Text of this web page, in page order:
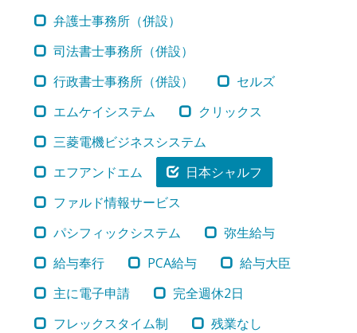
弁護士事務所（併設）
司法書士事務所（併設）
行政書士事務所（併設）
セルズ
エムケイシステム
クリックス
三菱電機ビジネスシステム
エフアンドエム
日本シャルフ
ファルド情報サービス
パシフィックシステム
弥生給与
給与奉行
PCA給与
給与大臣
主に電子申請
完全週休2日
フレックスタイム制
残業なし